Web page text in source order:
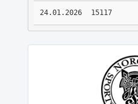
24.01.2026 15117